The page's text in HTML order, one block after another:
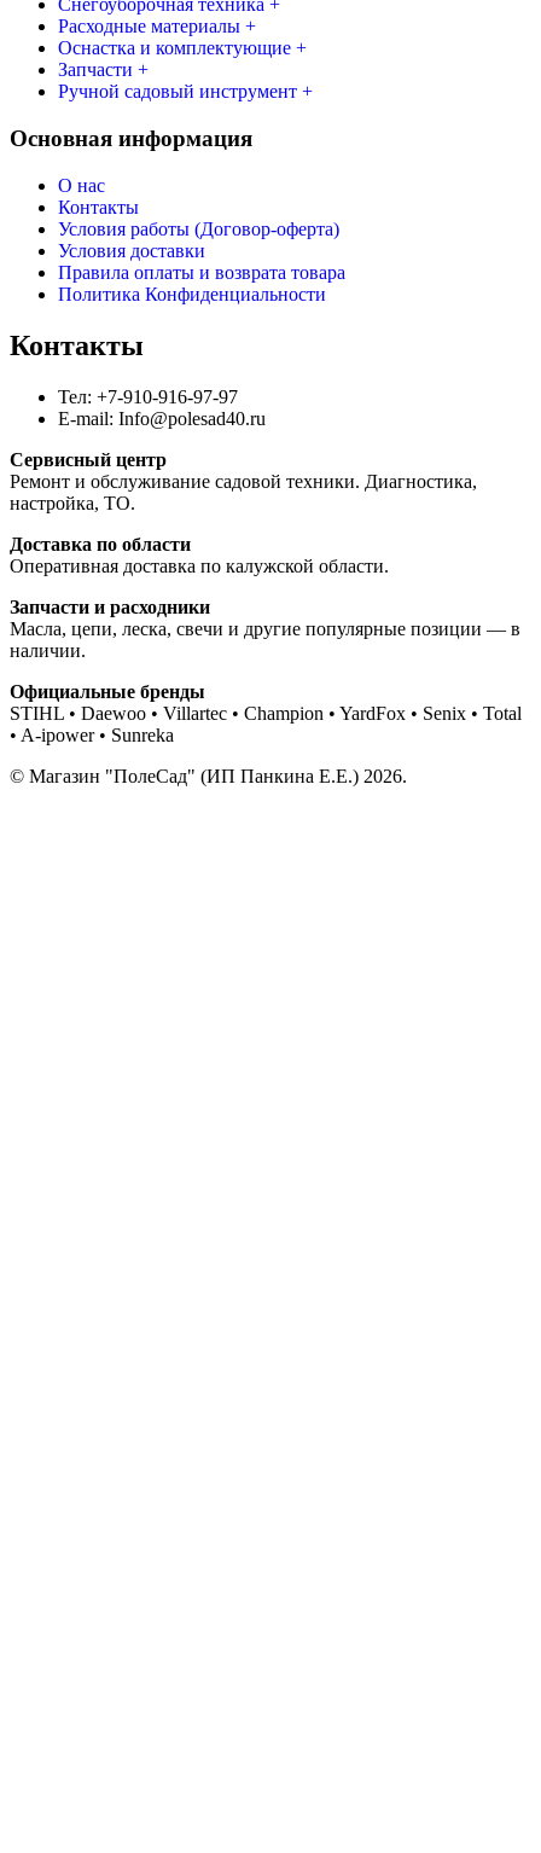
Снегоуборочная техника +
Расходные материалы +
Оснастка и комплектующие +
Запчасти +
Ручной садовый инструмент +
Основная информация
О нас
Контакты
Условия работы (Договор-оферта)
Условия доставки
Правила оплаты и возврата товара
Политика Конфиденциальности
Контакты
Тел: +7-910-916-97-97
E-mail: Info@polesad40.ru
Сервисный центр
Ремонт и обслуживание садовой техники. Диагностика,
настройка, ТО.
Доставка по области
Оперативная доставка по калужской области.
Запчасти и расходники
Масла, цепи, леска, свечи и другие популярные позиции — в
наличии.
Официальные бренды
STIHL • Daewoo • Villartec • Champion • YardFox • Senix • Total
• A-ipower • Sunreka
© Магазин "ПолеСад" (ИП Панкина Е.Е.) 2026.